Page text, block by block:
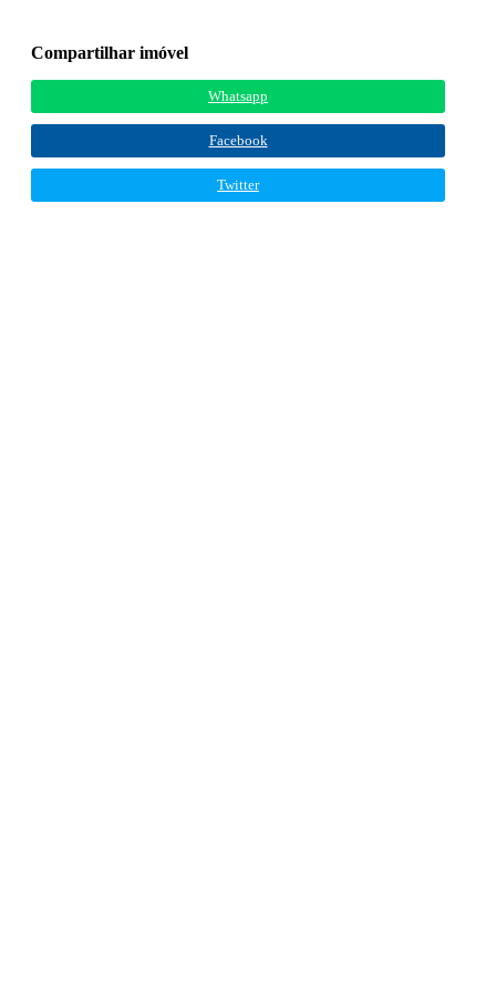
Compartilhar imóvel
Whatsapp
Facebook
Twitter